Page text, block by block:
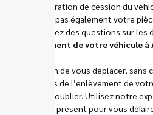
Une déclaration de cession du
N’oubliez pas également votre
Si vous avez des questions sur
l’enlèvement de votre véhicule
Pas besoin de vous déplacer,
chargeons de l’enlèvement de
puissiez l’oublier. Utilisez notre
faire dès à présent pour vous